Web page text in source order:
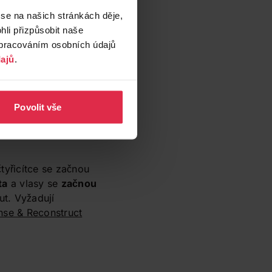
na našich stránkách děje,
přizpůsobit naše
osobních údajů
.
Povolit vše
jen obarvení,
Znáte je
z jojobových
se začnou
a vlasy se začnou
Vyžadují
& Reconstruct